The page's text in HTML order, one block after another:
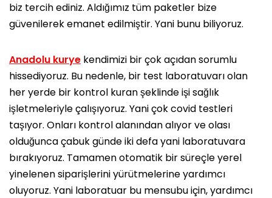
biz tercih ediniz. Aldığımız tüm paketler bize
güvenilerek emanet edilmiştir. Yani bunu biliyoruz.
Anadolu kurye kendimizi bir çok açıdan sorumlu
hissediyoruz. Bu nedenle, bir test laboratuvarı olan
her yerde bir kontrol kuran şeklinde işi sağlık
işletmeleriyle çalışıyoruz. Yani çok covid testleri
taşıyor. Onları kontrol alanından alıyor ve olası
olduğunca çabuk günde iki defa yani laboratuvara
bırakıyoruz. Tamamen otomatik bir süreçle yerel
yinelenen siparişlerini yürütmelerine yardımcı
oluyoruz. Yani laboratuar bu mensubu için, yardımcı